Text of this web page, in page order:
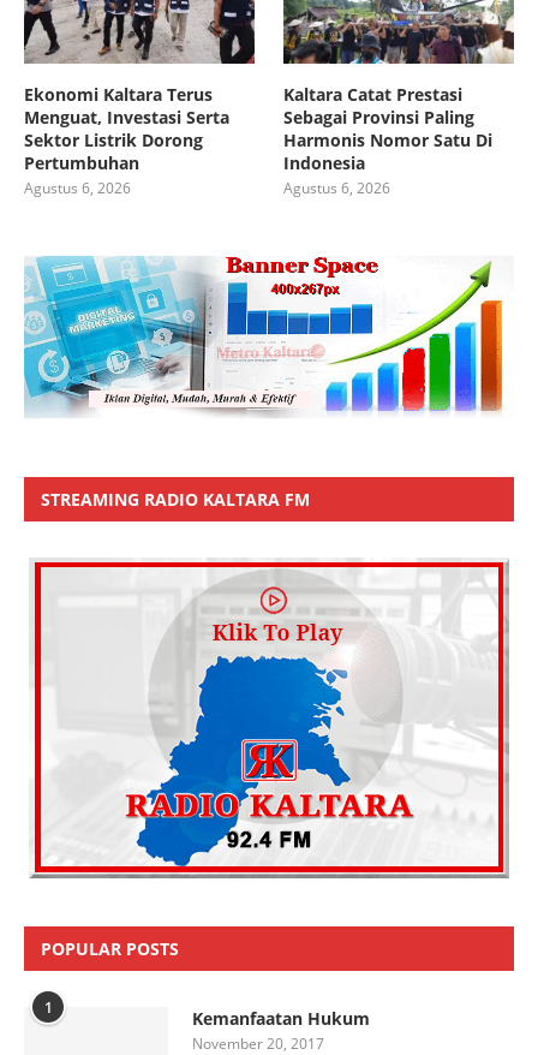
Ekonomi Kaltara Terus
Menguat, Investasi Serta
Sektor Listrik Dorong
Pertumbuhan
Agustus 6, 2026
Kaltara Catat Prestasi
Sebagai Provinsi Paling
Harmonis Nomor Satu Di
Indonesia
Agustus 6, 2026
STREAMING RADIO KALTARA FM
POPULAR POSTS
1 Kemanfaatan Hukum
November 20, 2017